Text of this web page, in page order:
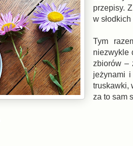
przepisy.
w
Tym
niezwykle
zbiorów –
jeżynami
truskawki,
za to sam